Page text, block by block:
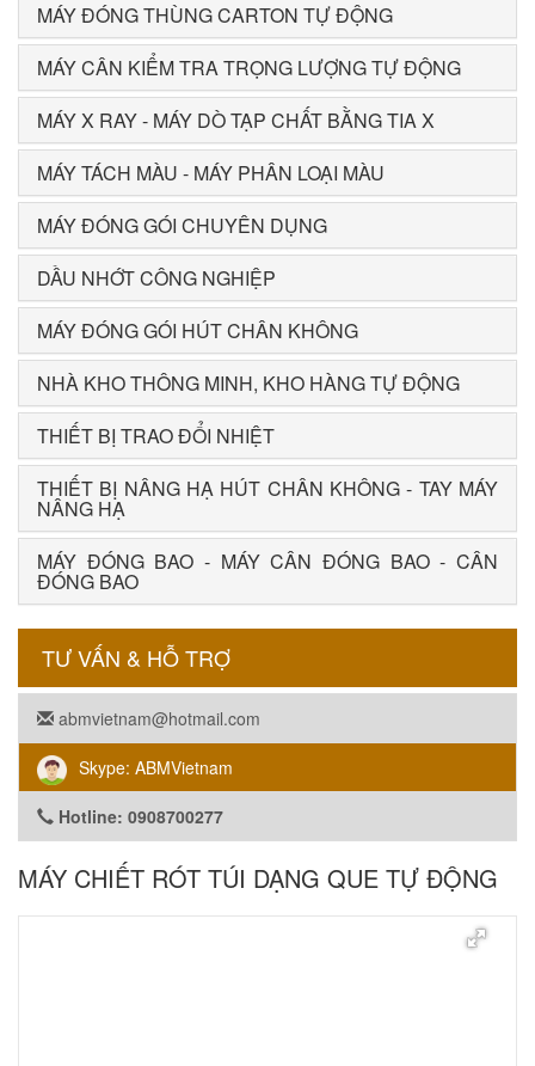
MÁY ĐÓNG THÙNG CARTON TỰ ĐỘNG
MÁY CÂN KIỂM TRA TRỌNG LƯỢNG TỰ ĐỘNG
MÁY X RAY - MÁY DÒ TẠP CHẤT BẰNG TIA X
MÁY TÁCH MÀU - MÁY PHÂN LOẠI MÀU
MÁY ĐÓNG GÓI CHUYÊN DỤNG
DẦU NHỚT CÔNG NGHIỆP
MÁY ĐÓNG GÓI HÚT CHÂN KHÔNG
NHÀ KHO THÔNG MINH, KHO HÀNG TỰ ĐỘNG
THIẾT BỊ TRAO ĐỔI NHIỆT
THIẾT BỊ NÂNG HẠ HÚT CHÂN KHÔNG - TAY MÁY
NÂNG HẠ
MÁY ĐÓNG BAO - MÁY CÂN ĐÓNG BAO - CÂN
ĐÓNG BAO
TƯ VẤN & HỖ TRỢ
abmvietnam@hotmail.com
Skype: ABMVietnam
Hotline: 0908700277
MÁY CHIẾT RÓT TÚI DẠNG QUE TỰ ĐỘNG